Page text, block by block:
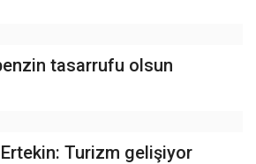
tasarrufu olsun
Ertekin: Turizm gelişiyor